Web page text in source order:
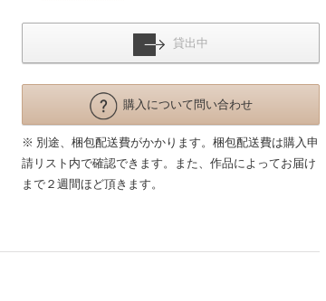
貸出中
購入について問い合わせ
※ 別途、梱包配送費がかかります。梱包配送費は購入申
請リスト内で確認できます。また、作品によってお届け
まで２週間ほど頂きます。